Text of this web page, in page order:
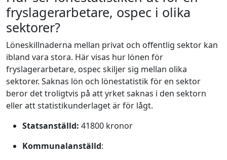
fryslagerarbetare, ospec i olika
sektorer?
Löneskillnaderna mellan privat och offentlig sektor kan
ibland vara stora. Här visas hur lönen för
fryslagerarbetare, ospec skiljer sig mellan olika
sektorer. Saknas lön och lönestatistik för en sektor
beror det troligtvis på att yrket saknas i den sektorn
eller att statistikunderlaget är för lågt.
Statsanställd: 41800 kronor
Kommunalanställd: